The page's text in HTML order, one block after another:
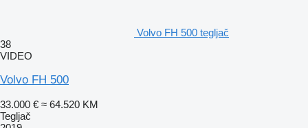
Volvo FH 500 tegljač
38
VIDEO
Volvo FH 500
33.000 € ≈ 64.520 KM
Tegljač